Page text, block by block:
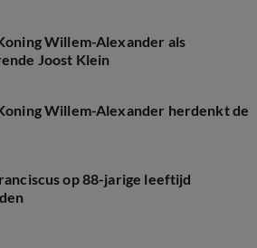
Willem-Alexander als
Joost Klein
Willem-Alexander herdenkt de
op 88-jarige leeftijd